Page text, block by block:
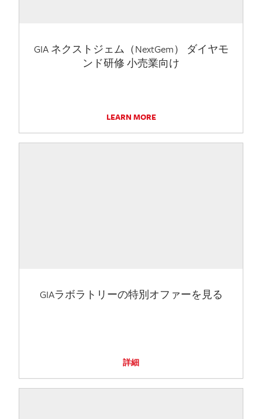
GIA ネクストジェム（NextGem） ダイヤモ
ンド研修 小売業向け
LEARN MORE
GIAラボラトリーの特別オファーを見る
詳細